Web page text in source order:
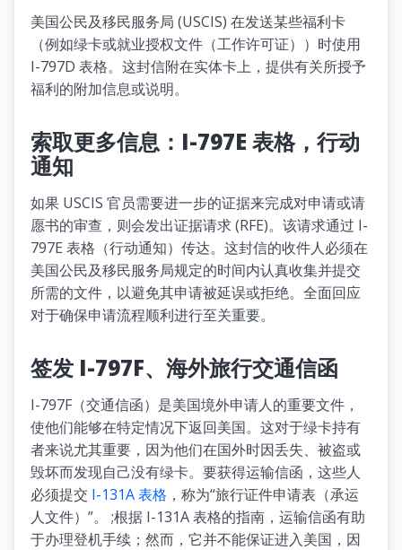
美国公民及移民服务局 (USCIS) 在发送某些福利卡
（例如绿卡或就业授权文件（工作许可证））时使用
I-797D 表格。这封信附在实体卡上，提供有关所授予
福利的附加信息或说明。
索取更多信息：I-797E 表格，行动
通知
如果 USCIS 官员需要进一步的证据来完成对申请或请
愿书的审查，则会发出证据请求 (RFE)。该请求通过 I-
797E 表格（行动通知）传达。这封信的收件人必须在
美国公民及移民服务局规定的时间内认真收集并提交
所需的文件，以避免其申请被延误或拒绝。全面回应
对于确保申请流程顺利进行至关重要。
签发 I-797F、海外旅行交通信函
I-797F（交通信函）是美国境外申请人的重要文件，
使他们能够在特定情况下返回美国。这对于绿卡持有
者来说尤其重要，因为他们在国外时因丢失、被盗或
毁坏而发现自己没有绿卡。要获得运输信函，这些人
必须提交 I-131A 表格 ，称为“旅行证件申请表（承运
人文件）”。 ;根据 I-131A 表格的指南，运输信函有助
于办理登机手续；然而，它并不能保证进入美国，因